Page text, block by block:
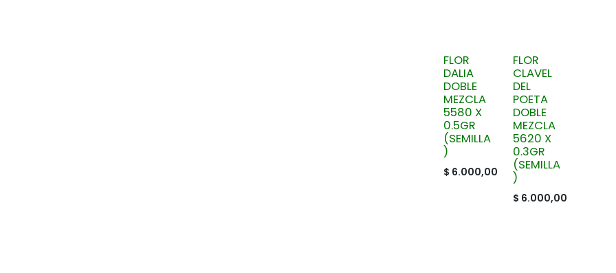
FLOR
DALIA
DOBLE
MEZCLA
5580 X
0.5GR
(SEMILLA
)
$ 6.000,00
FLOR
CLAVEL
DEL
POETA
DOBLE
MEZCLA
5620 X
0.3GR
(SEMILLA
)
$ 6.000,00